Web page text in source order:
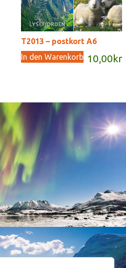
T2013 – postkort A6
10,00 kr
In den Warenkorb
Norway